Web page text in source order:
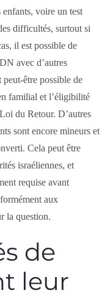
voire un test
difficultés, surtout si
il est possible de
avec d’autres
être possible de
familial et l’éligibilité
du Retour. D’autres
sont encore mineurs et
Cela peut être
israéliennes, et
requise avant
aux
la question.
de
leur